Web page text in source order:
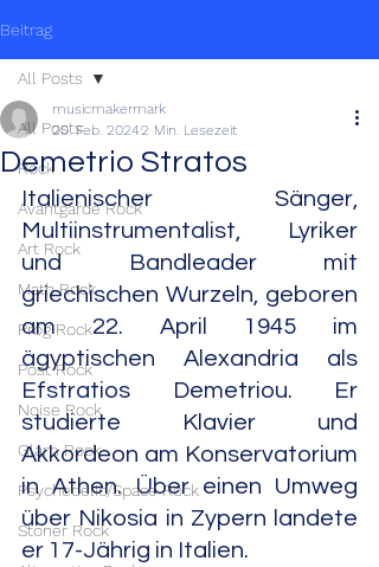
Beitrag
All Posts
Rock
Avantgarde Rock
Art Rock
Math Rock
Prog Rock
Post Rock
Noise Rock
Glam Rock
Psychedelic/Space Rock
Stoner Rock
All Posts
Demetrio Stratos
musicmakermark
20. Feb. 20242 Min. Lesezeit
Italienischer Sänger,
Multiinstrumentalist, Lyriker
und Bandleader mit
griechischen Wurzeln, geboren
am 22. April 1945 im
ägyptischen Alexandria als
Efstratios Demetriou. Er
studierte Klavier und
Akkordeon am Konservatorium
in Athen. Über einen Umweg
über Nikosia in Zypern landete
er 17-Jährig in Italien.